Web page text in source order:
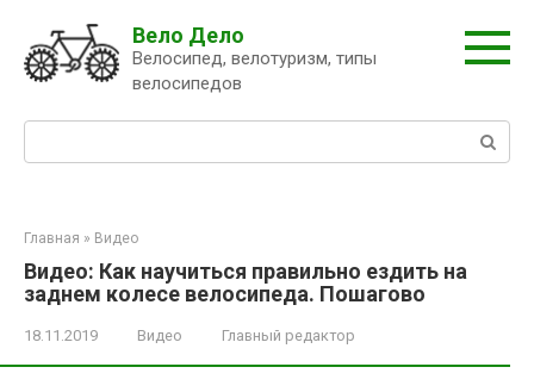
контенту
Вело Дело
Велосипед, велотуризм, типы
велосипедов
Главная » Видео
Видео: Как научиться правильно ездить на
заднем колесе велосипеда. Пошагово
18.11.2019 Видео Главный редактор